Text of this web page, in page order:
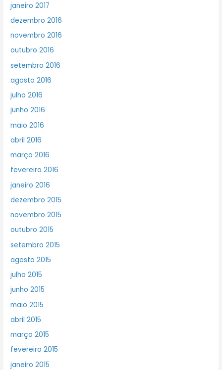
janeiro 2017
dezembro 2016
novembro 2016
outubro 2016
setembro 2016
agosto 2016
julho 2016
junho 2016
maio 2016
abril 2016
março 2016
fevereiro 2016
janeiro 2016
dezembro 2015
novembro 2015
outubro 2015
setembro 2015
agosto 2015
julho 2015
junho 2015
maio 2015
abril 2015
março 2015
fevereiro 2015
janeiro 2015